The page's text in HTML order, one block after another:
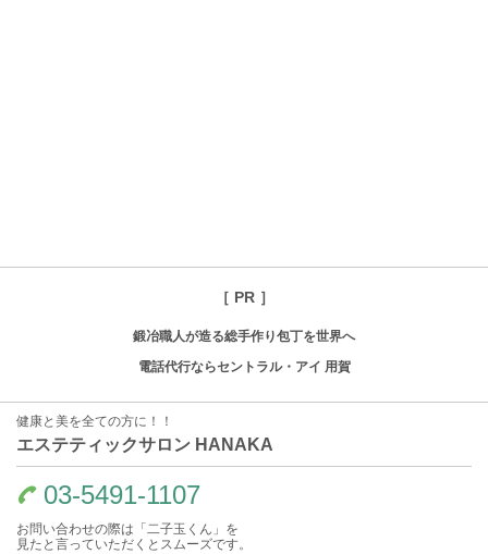
［ PR ］
鍛冶職人が造る総手作り包丁を世界へ
電話代行ならセントラル・アイ 用賀
健康と美を全ての方に！！
エステティックサロン HANAKA
03-5491-1107
お問い合わせの際は「二子玉くん」を
見たと言っていただくとスムーズです。